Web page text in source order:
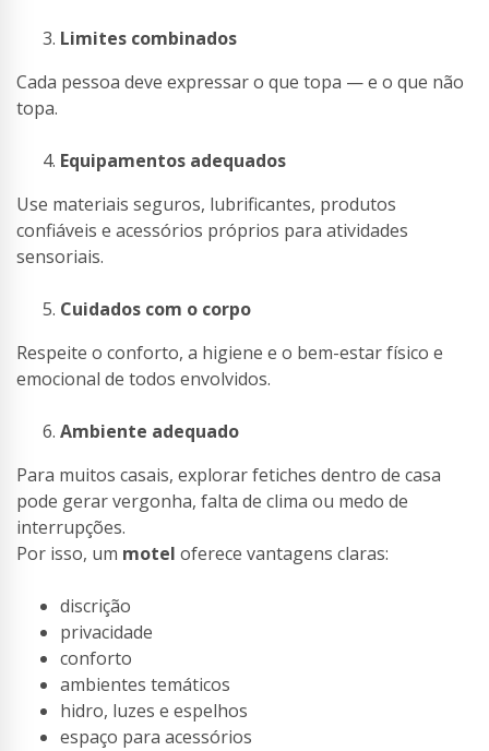
Limites combinados
Cada pessoa deve expressar o que topa — e o que não
topa.
Equipamentos adequados
Use materiais seguros, lubrificantes, produtos
confiáveis e acessórios próprios para atividades
sensoriais.
Cuidados com o corpo
Respeite o conforto, a higiene e o bem-estar físico e
emocional de todos envolvidos.
Ambiente adequado
Para muitos casais, explorar fetiches dentro de casa
pode gerar vergonha, falta de clima ou medo de
interrupções.
Por isso, um motel oferece vantagens claras:
discrição
privacidade
conforto
ambientes temáticos
hidro, luzes e espelhos
espaço para acessórios